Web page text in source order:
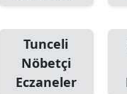
Tunceli
Nöbetçi
Eczaneler